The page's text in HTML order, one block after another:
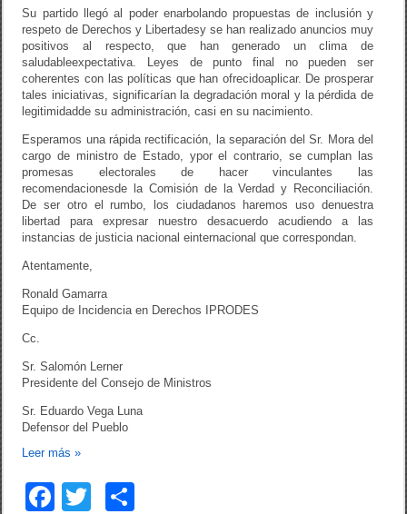
Su partido llegó al poder enarbolando propuestas de inclusión y
respeto de Derechos y Libertadesy se han realizado anuncios muy
positivos al respecto, que han generado un clima de
saludableexpectativa. Leyes de punto final no pueden ser
coherentes con las políticas que han ofrecidoaplicar. De prosperar
tales iniciativas, significarían la degradación moral y la pérdida de
legitimidadde su administración, casi en su nacimiento.
Esperamos una rápida rectificación, la separación del Sr. Mora del
cargo de ministro de Estado, ypor el contrario, se cumplan las
promesas electorales de hacer vinculantes las
recomendacionesde la Comisión de la Verdad y Reconciliación.
De ser otro el rumbo, los ciudadanos haremos uso denuestra
libertad para expresar nuestro desacuerdo acudiendo a las
instancias de justicia nacional einternacional que correspondan.
Atentamente,
Ronald Gamarra
Equipo de Incidencia en Derechos IPRODES
Cc.
Sr. Salomón Lerner
Presidente del Consejo de Ministros
Sr. Eduardo Vega Luna
Defensor del Pueblo
Leer más»
F